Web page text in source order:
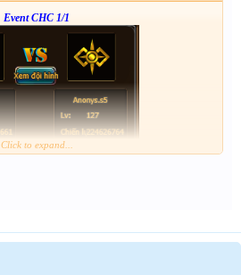
Event CHC 1/1
Click to expand...